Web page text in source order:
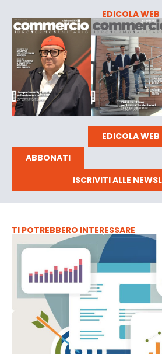
EDICOLA WEB
EDICOLA WEB
ABBONATI
ISCRIVITI ALLE
TI POTREBBERO INTERESSARE